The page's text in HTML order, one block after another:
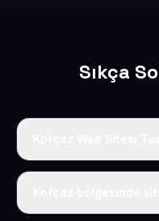
Sıkça
Tek fiyat uygulanır: